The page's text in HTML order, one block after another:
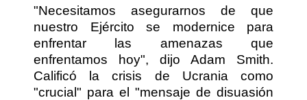
"Necesitamos asegurarnos de que
nuestro Ejército se modernice para
enfrentar las amenazas que
enfrentamos hoy", dijo Adam Smith.
Calificó la crisis de Ucrania como
"crucial" para el "mensaje de disuasión